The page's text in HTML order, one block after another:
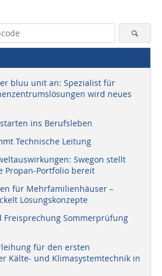
bluu unit an: Spezialist für
wird neues
ins Berufsleben
Technische Leitung
Swegon stellt
Propan-Portfolio bereit
für Mehrfamilienhäuser –
Lösungskonzepte
Sommerprüfung
für den ersten
Kälte- und Klimasystemtechnik in